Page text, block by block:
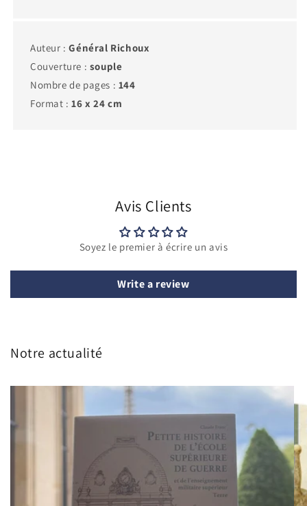
Auteur :Général Richoux
Couverture : souple
Nombre de pages : 144
Format :16 x 24 cm
Avis Clients
Soyez le premier à écrire un avis
Write a review
Notre actualité